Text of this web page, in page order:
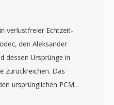
Codec, zusammen
Container, der
optimiert ist. Die
war die Fähigkeit,
über
und Browser
verlustfreier Echtzeit-
den Aleksander
dessen Ursprünge in
zurückreichen. Das
ursprünglichen PCM-
bitgenau und